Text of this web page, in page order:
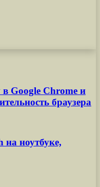
Google Chrome и
браузера
ноутбуке,